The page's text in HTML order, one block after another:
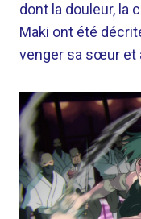
dont la douleur, la
Maki ont été
venger sa sœur et